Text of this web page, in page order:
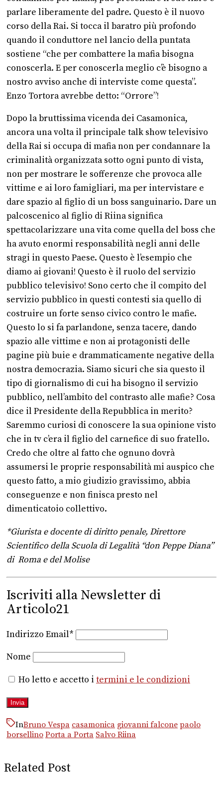
parlare liberamente del padre. Questo è il nuovo
corso della Rai. Si tocca il baratro più profondo
quando il conduttore nel lancio della puntata
sostiene “che per combattere la mafia bisogna
conoscerla. E per conoscerla meglio c’è bisogno a
nostro avviso anche di interviste come questa”.
Enzo Tortora avrebbe detto: “Orrore”!
Dopo la bruttissima vicenda dei Casamonica,
ancora una volta il principale talk show televisivo
della Rai si occupa di mafia non per condannare la
criminalità organizzata sotto ogni punto di vista,
non per mostrare le sofferenze che provoca alle
vittime e ai loro famigliari, ma per intervistare e
dare spazio al figlio di un boss sanguinario. Dare un
palcoscenico al figlio di Riina significa
spettacolarizzare una vita come quella del boss che
ha avuto enormi responsabilità negli anni delle
stragi in questo Paese. Questo è l’esempio che
diamo ai giovani! Questo è il ruolo del servizio
pubblico televisivo! Sono certo che il compito del
servizio pubblico in questi contesti sia quello di
costruire un forte senso civico contro le mafie.
Questo lo si fa parlandone, senza tacere, dando
spazio alle vittime e non ai protagonisti delle
pagine più buie e drammaticamente negative della
nostra democrazia. Siamo sicuri che sia questo il
tipo di giornalismo di cui ha bisogno il servizio
pubblico, nell’ambito del contrasto alle mafie? Cosa
dice il Presidente della Repubblica in merito?
Saremmo curiosi di conoscere la sua opinione visto
che in tv c’era il figlio del carnefice di suo fratello.
Credo che oltre al fatto che ognuno dovrà
assumersi le proprie responsabilità mi auspico che
questo fatto, a mio giudizio gravissimo, abbia
conseguenze e non finisca presto nel
dimenticatoio collettivo.
*Giurista e docente di diritto penale, Direttore
Scientifico della Scuola di Legalità “don Peppe Diana”
di Roma e del Molise
Iscriviti alla Newsletter di
Articolo21
Indirizzo Email*
Nome
Ho letto e accetto i termini e le condizioni
InBruno Vespa casamonica giovanni falcone paolo
borsellino Porta a Porta Salvo Riina
Related Post